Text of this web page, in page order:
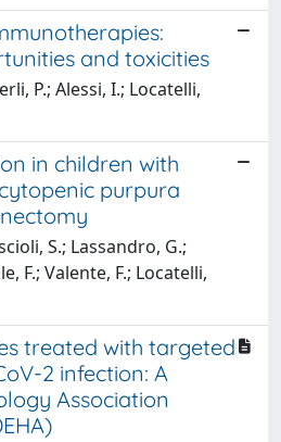
and toxicities
P.; Alessi, I.; Locatelli,
in children with
purpura
S.; Lassandro, G.;
F.; Valente, F.; Locatelli,
treated with targeted
2 infection: A
Association